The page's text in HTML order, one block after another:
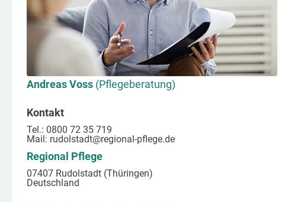
Andreas Voss (Pflegeberatung)
Kontakt
Tel.: 0800 72 35 719
Mail: rudolstadt@regional-pflege.de
Regional Pflege
07407 Rudolstadt (Thüringen)
Deutschland